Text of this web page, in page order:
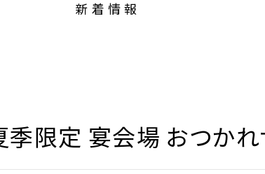
新着情報
季限定 宴会場 おつか